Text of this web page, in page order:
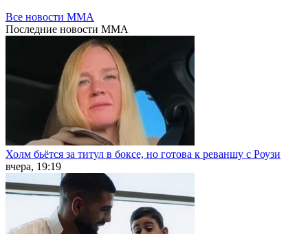
Все новости MMA
Последние новости MMA
Холм бьётся за титул в боксе, но готова к реваншу с Роузи
вчера, 19:19